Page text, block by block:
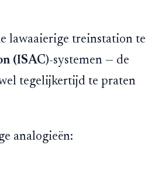
lawaaierige treinstation te
(ISAC)-systemen — de
tegelijkertijd te praten
analogieën: